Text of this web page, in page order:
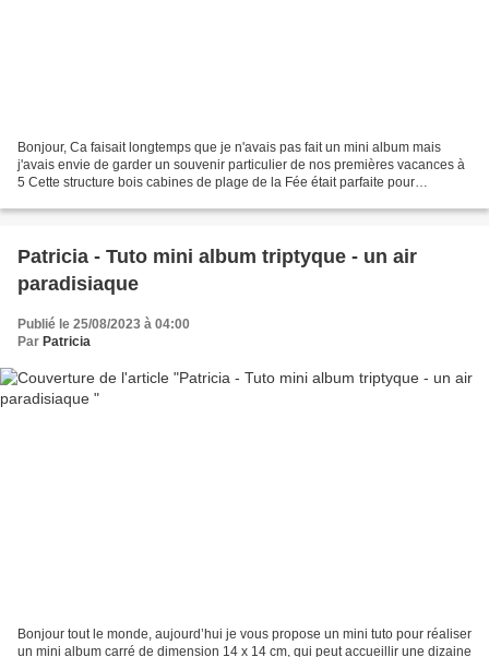
Bonjour, Ca faisait longtemps que je n'avais pas fait un mini album mais
j'avais envie de garder un souvenir particulier de nos premières vacances à
5 Cette structure bois cabines de plage de la Fée était parfaite pour
Patricia - Tuto mini album triptyque - un air
paradisiaque
Publié le 25/08/2023 à 04:00
Par Patricia
Bonjour tout le monde, aujourd’hui je vous propose un mini tuto pour réaliser
un mini album carré de dimension 14 x 14 cm, qui peut accueillir une dizaine